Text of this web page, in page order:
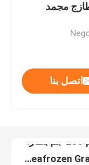
اتصل بنا